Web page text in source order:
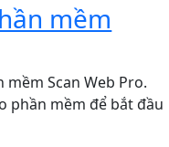
mềm
Scan Web Pro.
phần mềm để bắt đầu